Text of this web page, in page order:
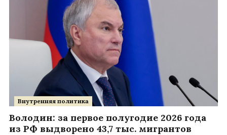
Внутренняя политика
Володин: за первое полугодие 2026 года
из РФ выдворено 43,7 тыс. мигрантов